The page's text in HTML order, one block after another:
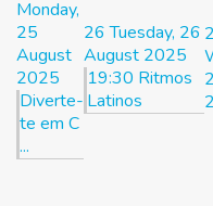
Monday,
25
August
2025
Diverte-
te em C
...
26 Tuesday, 26
August 2025
19:30 Ritmos
Latinos